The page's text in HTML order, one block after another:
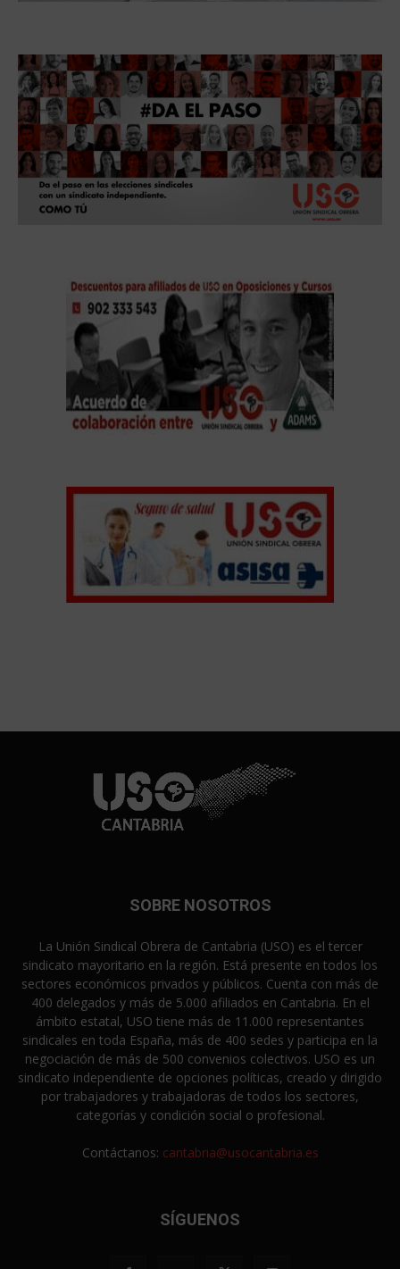
SOBRE NOSOTROS
La Unión Sindical Obrera de Cantabria (USO) es el tercer
sindicato mayoritario en la región. Está presente en todos los
sectores económicos privados y públicos. Cuenta con más de
400 delegados y más de 5.000 afiliados en Cantabria. En el
ámbito estatal, USO tiene más de 11.000 representantes
sindicales en toda España, más de 400 sedes y participa en la
negociación de más de 500 convenios colectivos. USO es un
sindicato independiente de opciones políticas, creado y dirigido
por trabajadores y trabajadoras de todos los sectores,
categorías y condición social o profesional.
Contáctanos: cantabria@usocantabria.es
SÍGUENOS